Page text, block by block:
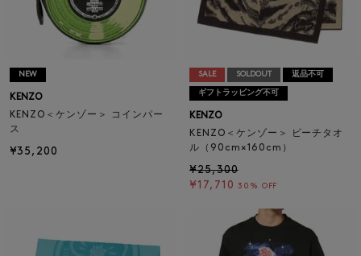
NEW
KENZO
KENZO＜ケンゾー＞ コインパー
ス
¥35,200
SALE SOLDOUT 返品不可
ギフトラッピング不可
KENZO
KENZO＜ケンゾー＞ ビーチタオ
ル（90cm×160cm）
¥25,300
¥17,710 30% OFF